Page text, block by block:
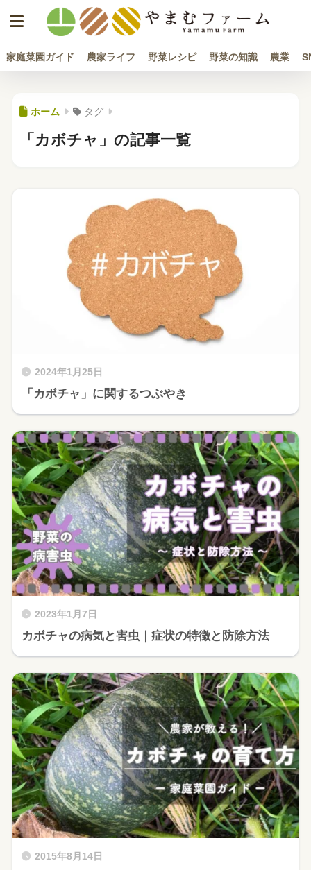
家庭菜園ガイド 農家ライフ 野菜レシピ 野菜の知識 農業
ホーム タグ
「カボチャ」の記事一覧
2024年1月25日
「カボチャ」に関するつぶやき
2023年1月7日
カボチャの病気と害虫｜症状の特徴と防除方法
2015年8月14日